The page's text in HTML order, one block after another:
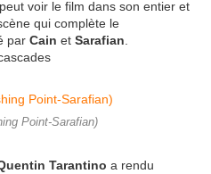
voir le film dans son entier et
qui complète le
par Cain et Sarafian
Point-Sarafian)
Tarantino a rendu